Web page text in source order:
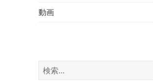
動画
検
索: